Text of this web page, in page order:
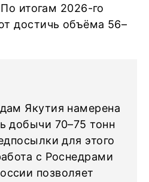
итогам 2026-го
достичь объёма 56–
Якутия намерена
добычи 70–75 тонн
для этого
с Роснедрами
позволяет